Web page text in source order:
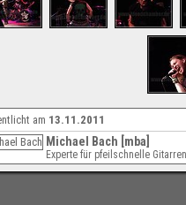
am 13.11.2011
Michael Bach [mba]
Experte für pfeilschnelle